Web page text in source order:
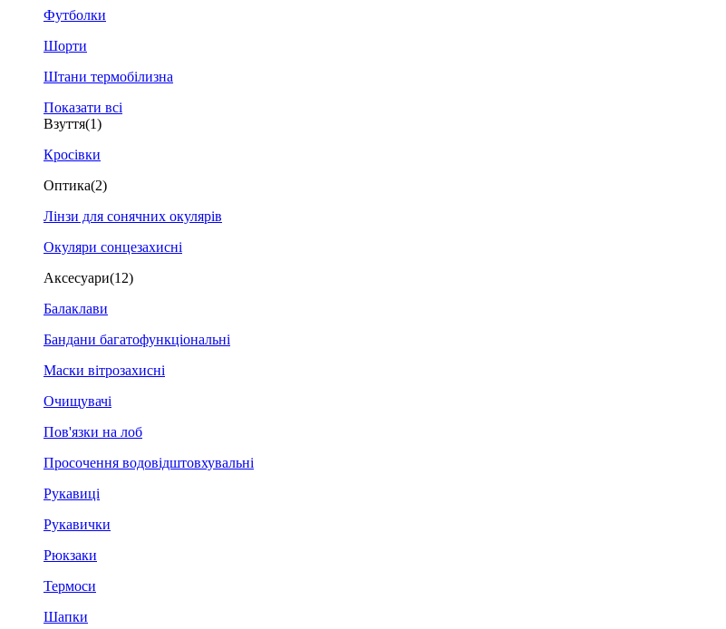
Футболки
Шорти
Штани термобілизна
Показати всі
Взуття(1)
Кросівки
Оптика(2)
Лінзи для сонячних окулярів
Окуляри сонцезахисні
Аксесуари(12)
Балаклави
Бандани багатофункціональні
Маски вітрозахисні
Очищувачі
Пов'язки на лоб
Просочення водовідштовхувальні
Рукавиці
Рукавички
Рюкзаки
Термоси
Шапки